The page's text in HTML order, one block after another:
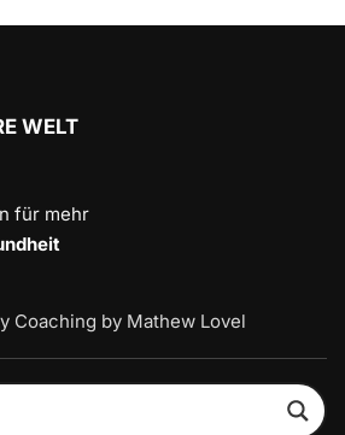
WELT
für mehr
Coaching by Mathew Lovel